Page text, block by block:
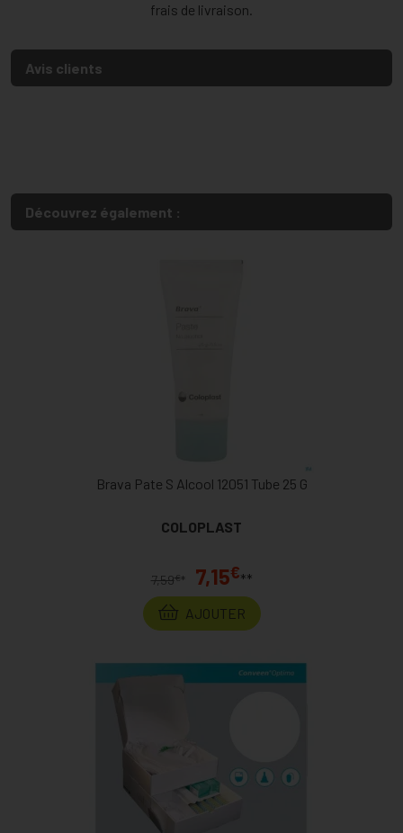
frais de livraison.
Avis clients
Découvrez également :
Brava Pate S Alcool 12051 Tube 25 G
COLOPLAST
7,59€ * 7,15€**
AJOUTER